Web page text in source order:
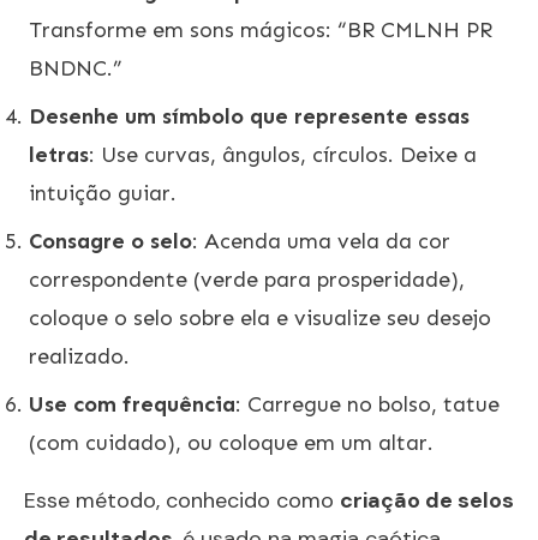
Transforme em sons mágicos: “BR CMLNH PR
BNDNC.”
Desenhe um símbolo que represente essas
letras: Use curvas, ângulos, círculos. Deixe a
intuição guiar.
Consagre o selo: Acenda uma vela da cor
correspondente (verde para prosperidade),
coloque o selo sobre ela e visualize seu desejo
realizado.
Use com frequência: Carregue no bolso, tatue
(com cuidado), ou coloque em um altar.
Esse método, conhecido como criação de selos